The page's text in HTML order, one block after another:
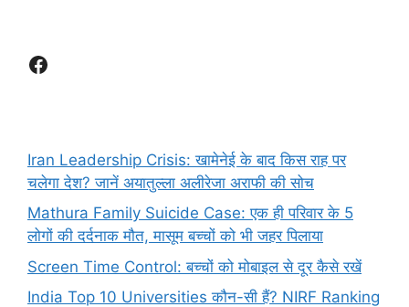
Facebook
Iran Leadership Crisis: खामेनेई के बाद किस राह पर
चलेगा देश? जानें अयातुल्ला अलीरेजा अराफी की सोच
Mathura Family Suicide Case: एक ही परिवार के 5
लोगों की दर्दनाक मौत, मासूम बच्चों को भी जहर पिलाया
Screen Time Control: बच्चों को मोबाइल से दूर कैसे रखें
India Top 10 Universities कौन-सी हैं? NIRF Ranking